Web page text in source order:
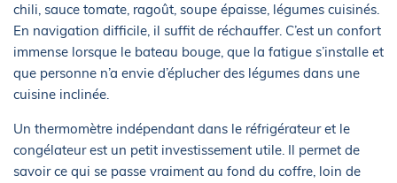
chili, sauce tomate, ragoût, soupe épaisse, légumes cuisinés.
En navigation difficile, il suffit de réchauffer. C’est un confort
immense lorsque le bateau bouge, que la fatigue s’installe et
que personne n’a envie d’éplucher des légumes dans une
cuisine inclinée.
Un thermomètre indépendant dans le réfrigérateur et le
congélateur est un petit investissement utile. Il permet de
savoir ce qui se passe vraiment au fond du coffre, loin de